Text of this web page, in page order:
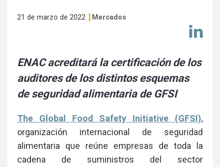
21 de marzo de 2022 Mercados
en
ENAC acreditará la certificación de los
auditores de los distintos esquemas
de seguridad alimentaria de GFSI
The Global Food Safety Initiative (GFSI),
organización internacional de seguridad
alimentaria que reúne empresas de toda la
cadena de suministros del sector